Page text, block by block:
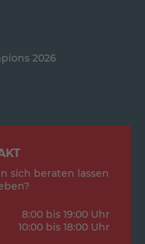
2026
sich beraten lassen
8:00 bis 19:00 Uhr
10:00 bis 18:00 Uhr